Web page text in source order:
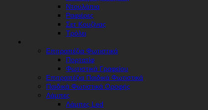
Ντουλάπια
Ραφιέρες
Σετ Κουζίνας
Τρόλει
Επιτραπέζια Φωτιστικά
Πορτατίφ
Φωτιστικά Γραφείου
Επιτραπέζια Παιδικά Φωτιστικά
Παιδικά Φωτιστικά Οροφής
Λάμπες
Λάμπες Led